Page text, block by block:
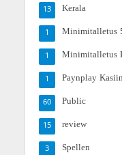
Kerala
13
Minimitalletus
1
Minimitalletus
1
Paynplay
1
Public
60
review
15
Spellen
3